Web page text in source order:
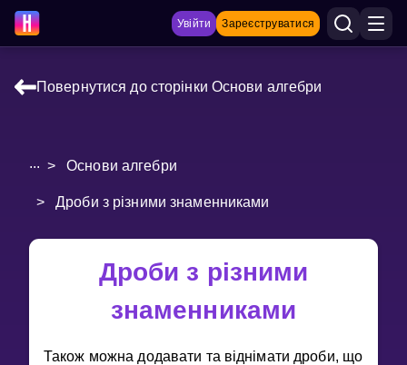
Увійти Зареєструватися
Multiplication Master
Джуніор-матем
Показати більше
Повернутися до сторінки Основи алгебри
... > Основи алгебри
> Дроби з різними знаменниками
Дроби з різними
знаменниками
Також можна додавати та вiднiмати дроби, що